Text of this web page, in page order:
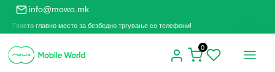
info@mowo.mk
главно место за безбедно тргување со телефони!
0